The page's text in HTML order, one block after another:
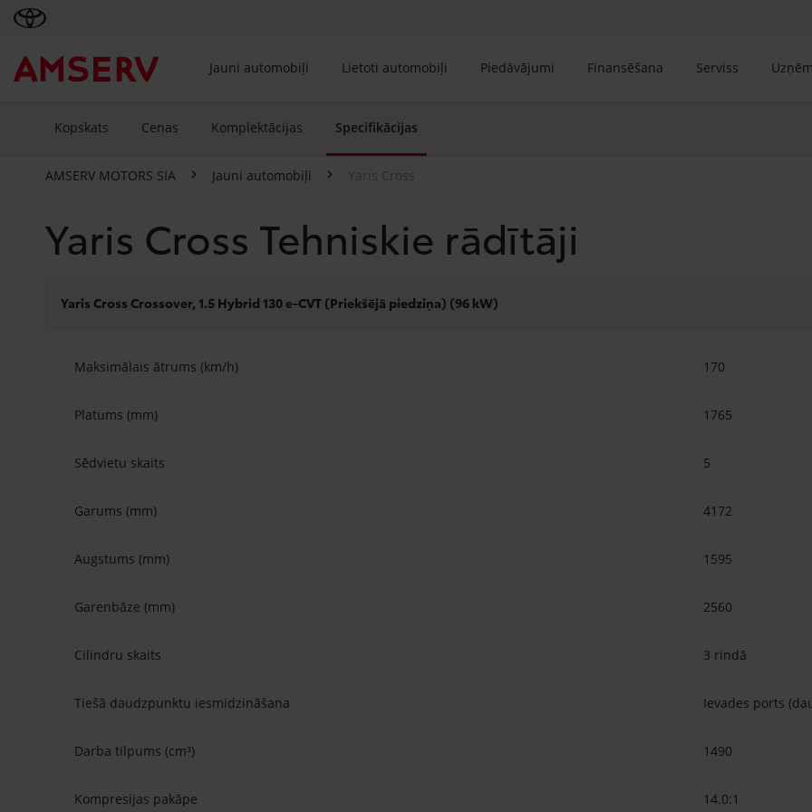
Jauni automobiļi Lietoti automobiļi Piedāvājumi Finansēšana Serviss
Kopskats Cenas Komplektācijas Specifikācijas
AMSERV MOTORS SIA Jauni automobiļi Yaris Cross
Yaris Cross Tehniskie rādītāji
Yaris Cross Crossover, 1.5 Hybrid 130 e-CVT (Priekšējā piedziņa) (96 kW)
Maksimālais ātrums (km/h) 170
Platums (mm) 1765
Sēdvietu skaits 5
Garums (mm) 4172
Augstums (mm) 1595
Garenbāze (mm) 2560
Cilindru skaits 3 rindā
Tiešā daudzpunktu iesmidzināšana Ievades ports
Darba tilpums (cm³) 1490
Kompresijas pakāpe 14.0:1